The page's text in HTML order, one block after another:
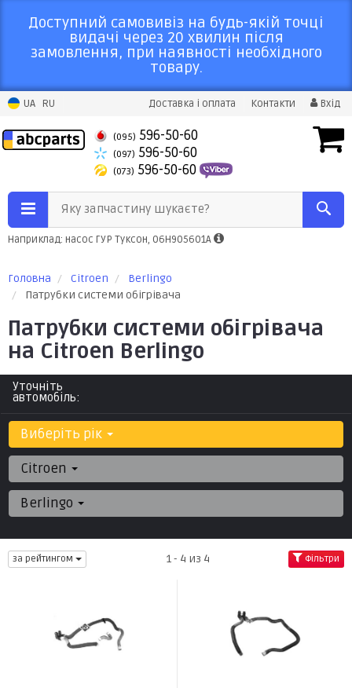
Доступний самовивіз на будь-якій точці
видачі через 20 хвилин після
замовлення, при наявності необхідного
товару.
UA RU Доставка і оплата Контакти Вхід
(095) 596-50-60
(097) 596-50-60
(073) 596-50-60
Яку запчастину шукаєте?
Наприклад: насос ГУР Туксон, 06H905601A
Головна Citroen
Berlingo
Патрубки системи обігрівача
Патрубки системи обігрівача
на Citroen Berlingo
Уточніть
автомобіль:
Виберіть рік
Citroen
Berlingo
за рейтингом 1 - 4 из 4 Фільтри